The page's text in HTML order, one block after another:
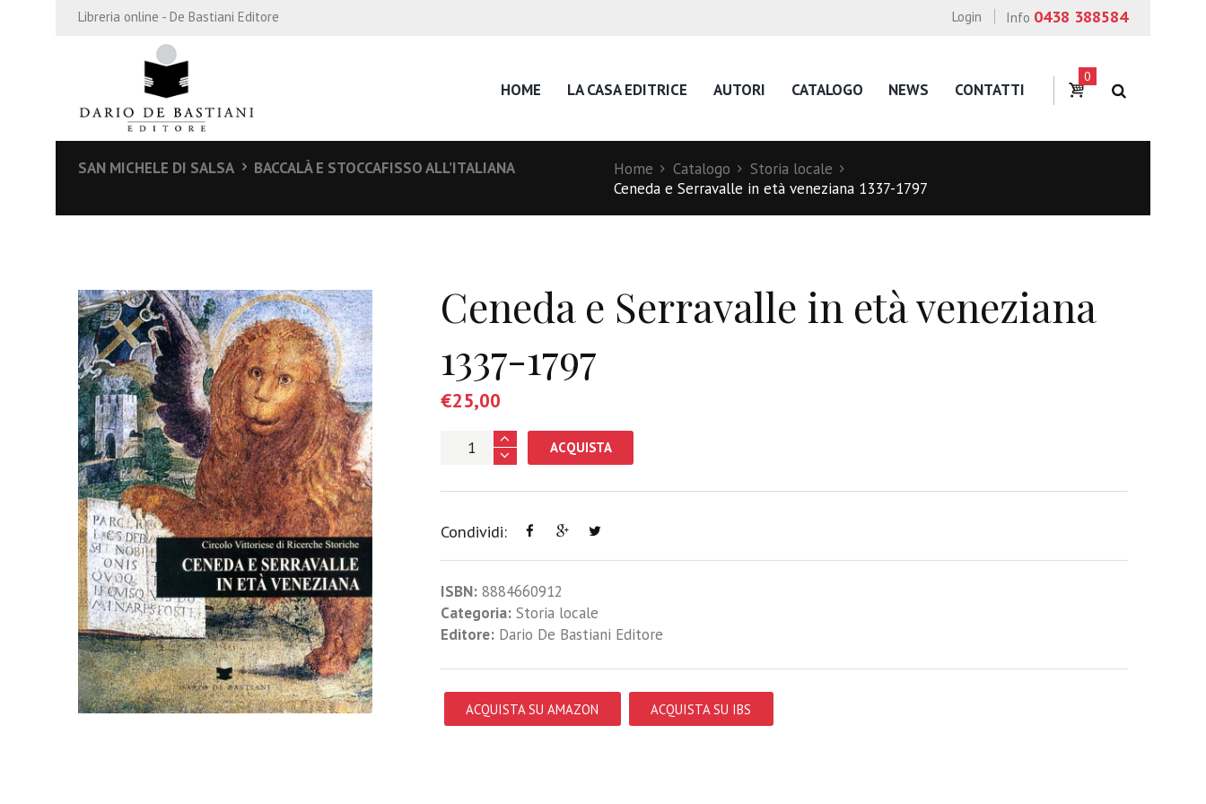
Libreria online - De Bastiani Editore Info 0438 388584
Login
HOME LA CASA EDITRICE AUTORI CATALOGO NEWS CONTATTI
0
SAN MICHELE DI SALSA BACCALÀ E STOCCAFISSO ALL’ITALIANA Home Catalogo
Storia locale
Ceneda e Serravalle in età veneziana 1337-1797
Ceneda e Serravalle in età veneziana
1337-1797
€25,00
ACQUISTA
Condividi:
ISBN: 8884660912
Categoria: Storia locale
Editore:Dario De Bastiani Editore
ACQUISTA SU AMAZON ACQUISTA SU IBS